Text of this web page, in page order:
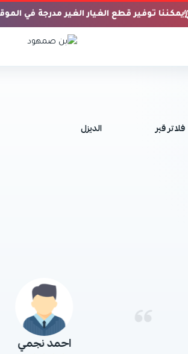
يمكننا توفير قطع الغيار الغير مدرجة في
فلاتر قير الديزل
احمد نجمي